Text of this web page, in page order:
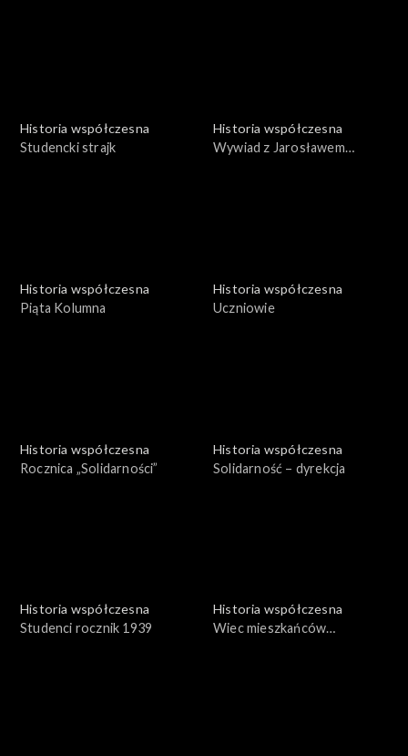
Historia współczesna
Studencki strajk
Historia współczesna
Wywiad z Jarosławem
Historia współczesna
Piąta Kolumna
Historia współczesna
Uczniowie
Historia współczesna
Rocznica „Solidarności”
Historia współczesna
Solidarność – dyrekcja
Historia współczesna
Studenci rocznik 1939
Historia współczesna
Wiec mieszkańców